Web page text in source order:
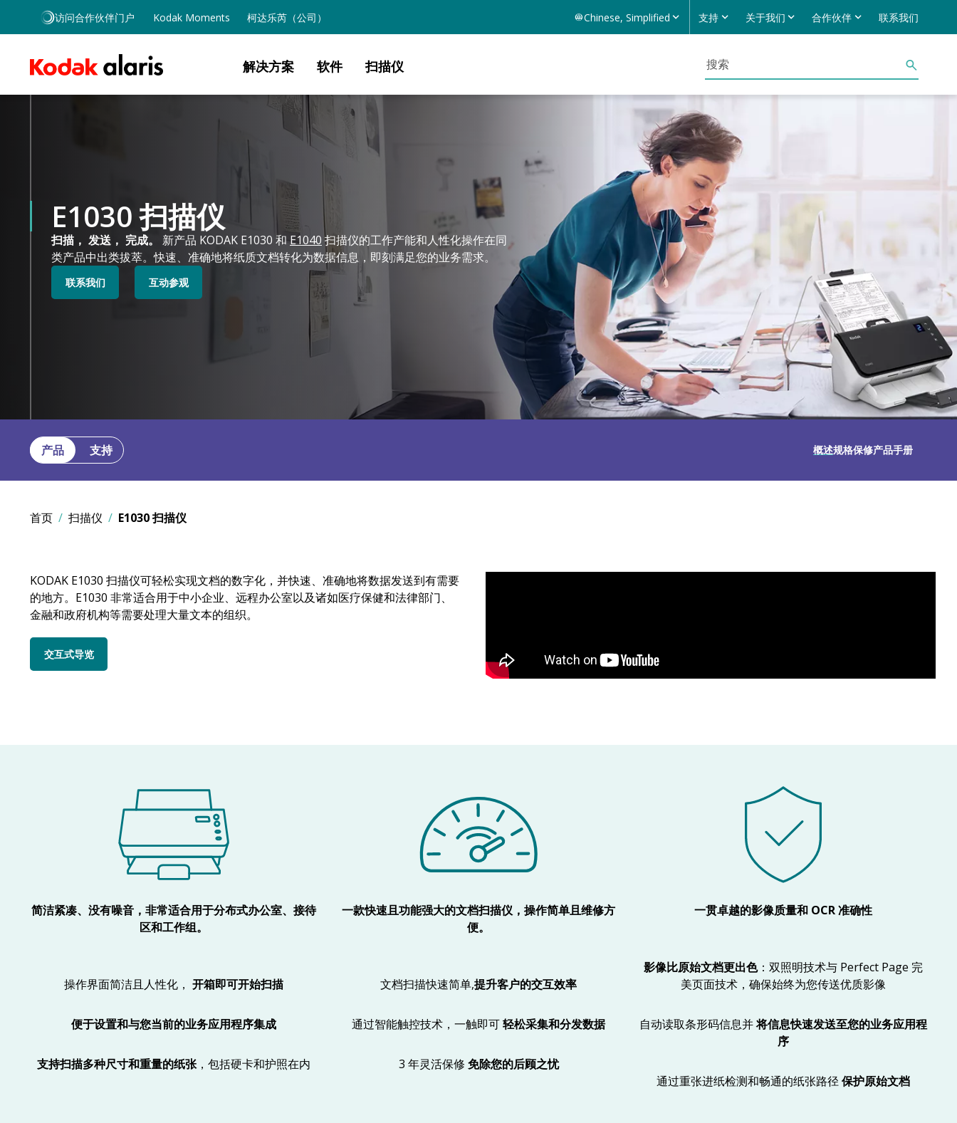
Skip to main content
访问合作伙伴门户 Kodak Moments 柯达乐芮（公司） Chinese, Simplified 支持 关于我们 合作伙伴 联系我们
解决方案 软件 扫描仪
E1030 扫描仪
扫描， 发送， 完成。 新产品 KODAK E1030 和E1040 扫描仪的工作产能和人性化操作在同
类产品中出类拔萃。快速、准确地将纸质文档转化为数据信息，即刻满足您的业务需求。
联系我们 互动参观
产品 支持 概述规格保修产品手册
首页 扫描仪 E1030 扫描仪
KODAK E1030 扫描仪可轻松实现文档的数字化，并快速、准确地将数据发送到有需要
的地方。E1030 非常适合用于中小企业、远程办公室以及诸如医疗保健和法律部门、
金融和政府机构等需要处理大量文本的组织。
交互式导览
简洁紧凑、没有噪音，非常适合用于分布式办公室、接待
区和工作组。
操作界面简洁且人性化， 开箱即可开始扫描
便于设置和与您当前的业务应用程序集成
支持扫描多种尺寸和重量的纸张，包括硬卡和护照在内
一款快速且功能强大的文档扫描仪，操作简单且维修方
便。
文档扫描快速简单,提升客户的交互效率
通过智能触控技术，一触即可轻松采集和分发数据
3 年灵活保修 免除您的后顾之忧
一贯卓越的影像质量和 OCR 准确性
影像比原始文档更出色：双照明技术与 Perfect Page 完
美页面技术，确保始终为您传送优质影像
自动读取条形码信息并将信息快速发送至您的业务应用程
序
通过重张进纸检测和畅通的纸张路径保护原始文档